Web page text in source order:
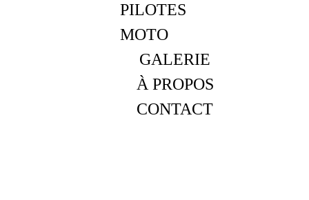
PILOTES
MOTO
GALERIE
À PROPOS
CONTACT